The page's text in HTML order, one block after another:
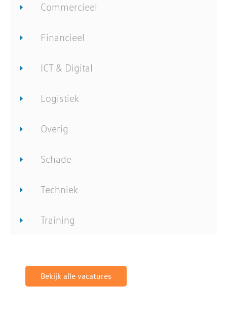
Commercieel
Financieel
ICT & Digital
Logistiek
Overig
Schade
Techniek
Training
Bekijk alle vacatures